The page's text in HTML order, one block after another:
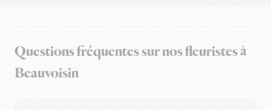
Questions fréquentes sur nos fleuristes à
Beauvoisin